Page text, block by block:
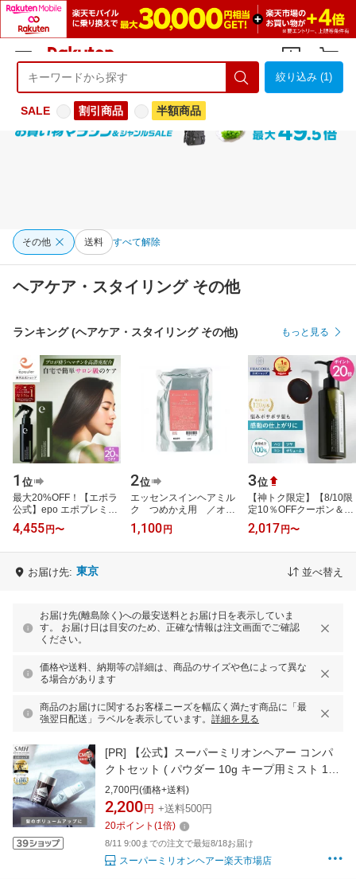
ようこそ 楽天市場へ ログイン
絞り込み (1)
SALE 割引商品 半額商品
その他 送料 すべて解除
ヘアケア・スタイリング その他
ランキング (ヘアケア・スタイリング その他) もっと見る
1 位
最大20%OFF！【エポラ
公式】epo エポプレミア
ムヘマチン 120mL ｜ 洗
い流す トリートメント
4,455 円〜
2位
エッセンスインヘアミル
ク つめかえ用 ／オル
ビス（orbis）
1,100 円
3位
【神トク限定】【8/10限
定10％OFFクーポン＆
P20倍】【送料無料】ヘ
マチン 原液トリートメン
2,017 円〜
お届け先: 東京 並べ替え
お届け先(離島除く)への最安送料とお届け日を表示していま
す。 お届け日は目安のため、正確な情報は注文画面でご確認
ください。
価格や送料、納期等の詳細は、商品のサイズや色によって異な
る場合があります
商品のお届けに関するお客様ニーズを幅広く満たす商品に「最
強翌日配送」ラベルを表示しています。 詳細を見る
[PR]
【公式】スーパーミリオンヘアー コンパ
クトセット ( パウダー 10g キープ用ミスト 15g
) 全6色 薄毛隠し パウダー 男性 用 女性 用 粉状
繊維 自然 密着 白髪隠し 薄毛 白髪 円形脱毛 症
対策 頭皮 M字 分け目 生え際 つむじ 隠す 増毛
パウダー ミリオンヘアー
2,700円(価格+送料)
2,200 円 +送料500円
20ポイント (1倍)
8/11 9:00までの注文で最短8/18お届け
スーパーミリオンヘアー楽天市場店